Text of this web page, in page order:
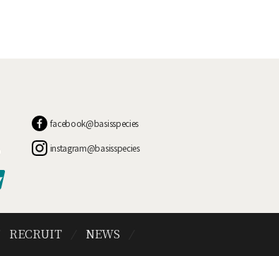
facebook@basisspecies
instagram@basisspecies
RECRUIT NEWS